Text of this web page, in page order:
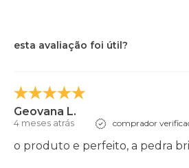
esta avaliação foi útil?
Geovana L.
4 meses atrás comprador
o produto e perfeito, a pedra